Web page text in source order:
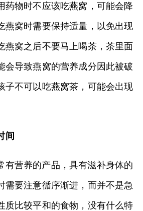
药物时不应该吃燕窝，可能会降
燕窝时需要保持适量，以免出现
燕窝之后不要马上喝茶，茶里面
会导致燕窝的营养成分因此被破
子不可以吃燕窝茶，可能会出现
间
有营养的产品，具有滋补身体的
需要注意循序渐进，而并不是急
质比较平和的食物，没有什么特